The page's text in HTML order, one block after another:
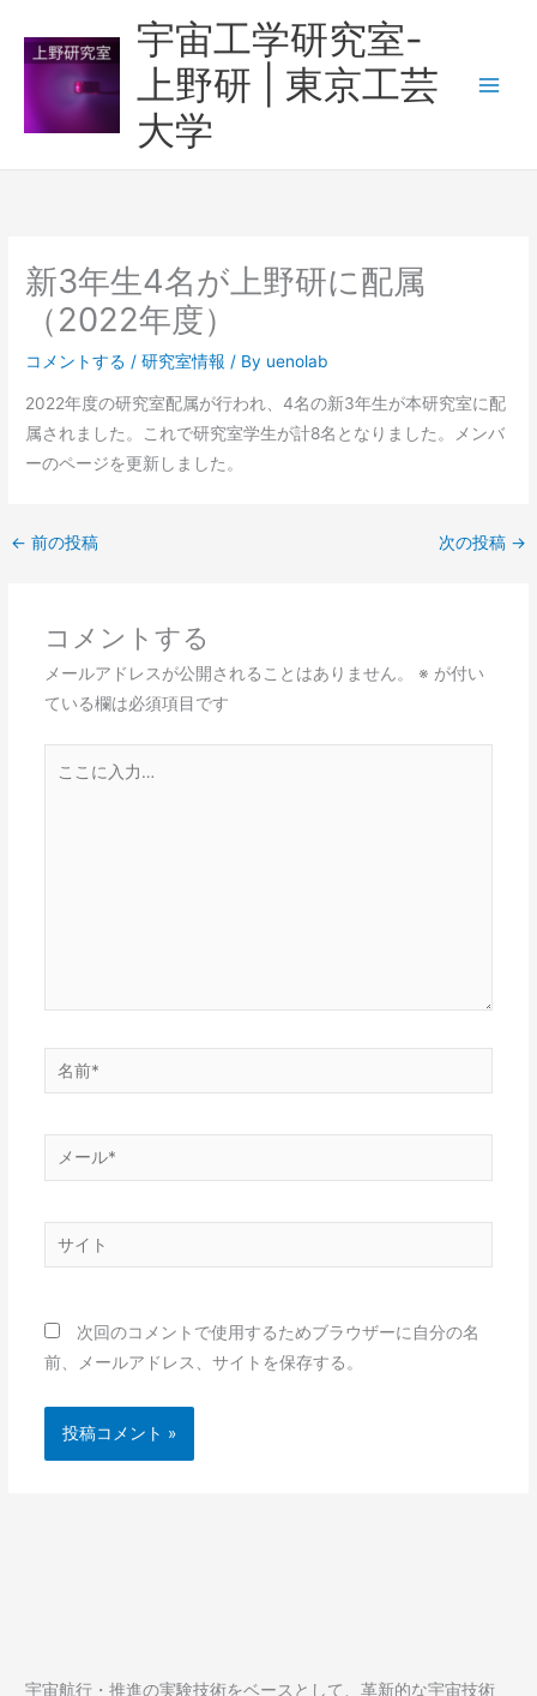
宇宙工学研究室-
上野研 | 東京工芸
大学
新3年生4名が上野研に配属
（2022年度）
コメントする /研究室情報 / By uenolab
2022年度の研究室配属が行われ、4名の新3年生が本研究室に配
属されました。これで研究室学生が計8名となりました。メンバ
ーのページを更新しました。
← 前の投稿 次の投稿 →
コメントする
メールアドレスが公開されることはありません。 ※ が付い
ている欄は必須項目です
前
ー
イ
次回のコメントで使用するためブラウザーに自分の名
前、メールアドレス、サイトを保存する。
宇宙航行・推進の実験技術をベースとして、革新的な宇宙技術